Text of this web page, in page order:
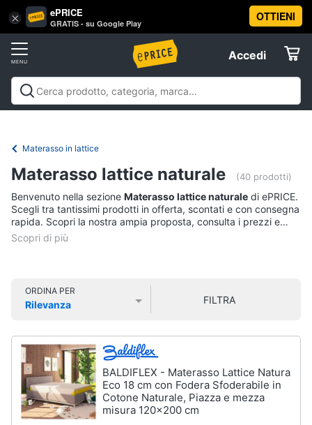
× ePRICE
GRATIS - su Google Play
OTTIENI
Accedi
Accedi
Registrati
Offerte
Informatica
Telefonia
Tv
Cinema
home
Videogiochi
Audio
Vai
al
Arredo
Soggiorno
Divano
Lampadari
Tende
Vedi
tutti
Cucina
da
pranzo
Lampadari
Tavolo
Sedie
ufficioBagnoIngresso
esternoLavanderiaOfferte
Materasso in lattice
Materasso lattice naturale (40 prodotti)
Benvenuto nella sezione Materasso lattice naturale di ePRICE.
Scegli tra tantissimi prodotti in offerta, scontati e con consegna
rapida. Scopri la nostra ampia proposta, consulta i prezzi e
acquista comodamente online.
ORDINA PER
Rilevanza
FILTRA
BALDIFLEX - Materasso Lattice Natura
Eco 18 cm con Fodera Sfoderabile in
Cotone Naturale, Piazza e mezza
misura 120x200 cm